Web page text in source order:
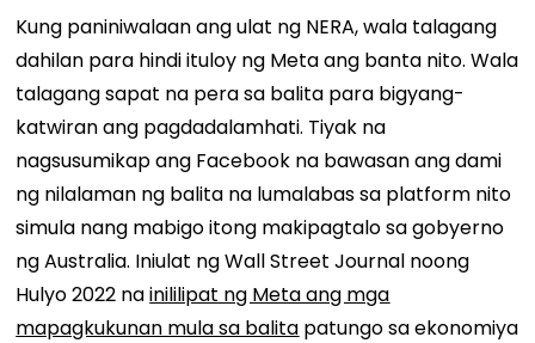
Kung paniniwalaan ang ulat ng NERA, wala talagang
dahilan para hindi ituloy ng Meta ang banta nito. Wala
talagang sapat na pera sa balita para bigyang-
katwiran ang pagdadalamhati. Tiyak na
nagsusumikap ang Facebook na bawasan ang dami
ng nilalaman ng balita na lumalabas sa platform nito
simula nang mabigo itong makipagtalo sa gobyerno
ng Australia. Iniulat ng Wall Street Journal noong
Hulyo 2022 nainililipat ng Meta ang mga
mapagkukunan mula sa balita patungo sa ekonomiya